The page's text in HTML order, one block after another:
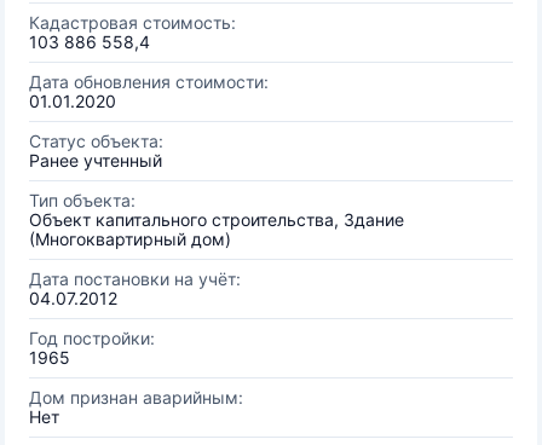
Кадастровая стоимость:
103 886 558,4
Дата обновления стоимости:
01.01.2020
Статус объекта:
Ранее учтенный
Тип объекта:
Объект капитального строительства, Здание
(Многоквартирный дом)
Дата постановки на учёт:
04.07.2012
Год постройки:
1965
Дом признан аварийным:
Нет